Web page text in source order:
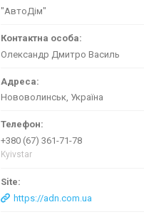
"АвтоДім"
Олександр Дмитро Василь
Нововолинськ, Україна
+380 (67) 361-71-78
Kyivstar
https://adn.com.ua